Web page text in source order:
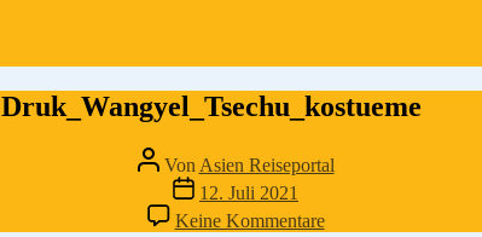
Druk_Wangyel_Tsechu_kostueme
Beitragsautor
Von Asien Reiseportal
Veröffentlichungsdatum
12. Juli 2021
Keine Kommentarezu